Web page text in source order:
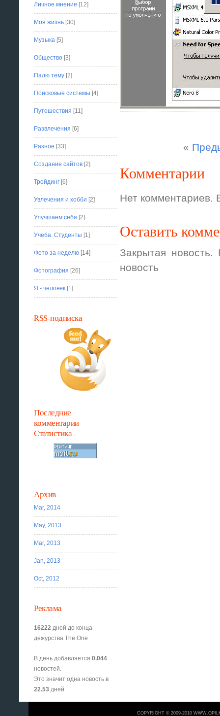
«
Комментарии
Нет
Оставить
Закрытая
новость
Личное мнение [12]
Моя жизнь [30]
Музыка [5]
Общество [3]
Палю тему [2]
Поисковые системы [4]
Путешествия [11]
Развлечения [6]
Разное [33]
Создание сайтов [2]
Трейдинг [6]
Увлечения и хобби [2]
Улучшаем себя [2]
Учеба. Студенты [1]
Фото за неделю [14]
Фотография [26]
Я - человек [1]
RSS-подписка
Последние
комментарии
Статистика
Архив
Mar, 2014
May, 2013
Mar, 2013
Jan, 2013
Oct, 2012
Реклама
16222 дней до конца
дежурства The One
В день добавляется0.044
новостей.
Это значит одна новость в
22.53 дней.
COPYRIGHT © 2009-2010